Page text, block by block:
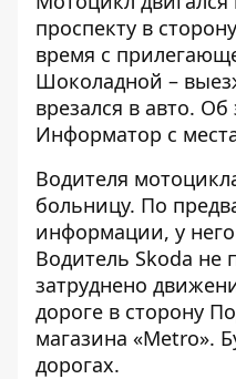
проспекту в
время с
Шоколадной –
врезался в авто.
Информатор с
Водителя
больницу. По
информации, у
Водитель Skoda не
затруднено
дороге в сторону
магазина «Metro».
дорогах.